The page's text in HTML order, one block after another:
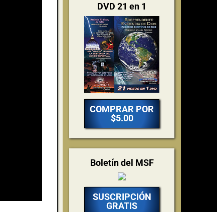
DVD 21 en 1
COMPRAR POR
$5.00
Boletín del MSF
SUSCRIPCIÓN
GRATIS